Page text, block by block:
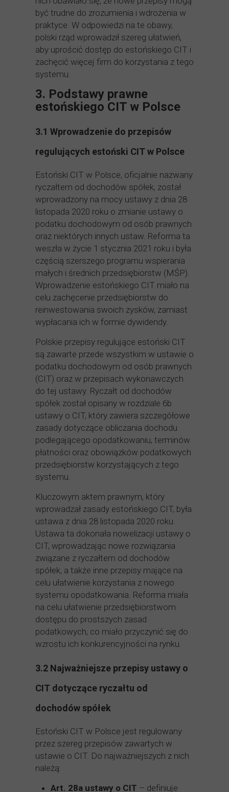
być trudne do zrozumienia i wdrożenia w
praktyce. W odpowiedzi na te obawy,
polski rząd wprowadził szereg ułatwień,
aby uprościć dostęp do estońskiego CIT i
zachęcić więcej firm do korzystania z tego
systemu.
3. Podstawy prawne
estońskiego CIT w Polsce
3.1 Wprowadzenie do przepisów
regulujących estoński CIT w Polsce
Estoński CIT w Polsce, oficjalnie nazwany
ryczałtem od dochodów spółek, został
wprowadzony na mocy ustawy z dnia 28
listopada 2020 roku o zmianie ustawy o
podatku dochodowym od osób prawnych
oraz niektórych innych ustaw. Reforma ta
weszła w życie 1 stycznia 2021 roku i była
częścią szerszego programu wspierania
małych i średnich przedsiębiorstw (MŚP).
Wprowadzenie estońskiego CIT miało na
celu zachęcenie przedsiębiorstw do
reinwestowania swoich zysków, zamiast
wypłacania ich w formie dywidendy.
Polskie przepisy regulujące estoński CIT
są zawarte przede wszystkim w ustawie o
podatku dochodowym od osób prawnych
(CIT) oraz w przepisach wykonawczych
do tej ustawy. Ryczałt od dochodów
spółek został opisany w rozdziale 6b
ustawy o CIT, który zawiera szczegółowe
zasady dotyczące obliczania dochodu
podlegającego opodatkowaniu, terminów
płatności oraz obowiązków podatkowych
przedsiębiorstw korzystających z tego
systemu.
Kluczowym aktem prawnym, który
wprowadzał zasady estońskiego CIT, była
ustawa z dnia 28 listopada 2020 roku.
Ustawa ta dokonała nowelizacji ustawy o
CIT, wprowadzając nowe rozwiązania
związane z ryczałtem od dochodów
spółek, a także inne przepisy mające na
celu ułatwienie korzystania z nowego
systemu opodatkowania. Reforma miała
na celu ułatwienie przedsiębiorstwom
dostępu do prostszych zasad
podatkowych, co miało przyczynić się do
wzrostu ich konkurencyjności na rynku.
3.2 Najważniejsze przepisy ustawy o
CIT dotyczące ryczałtu od
dochodów spółek
Estoński CIT w Polsce jest regulowany
przez szereg przepisów zawartych w
ustawie o CIT. Do najważniejszych z nich
należą:
Art. 28a ustawy o CIT – definiuje